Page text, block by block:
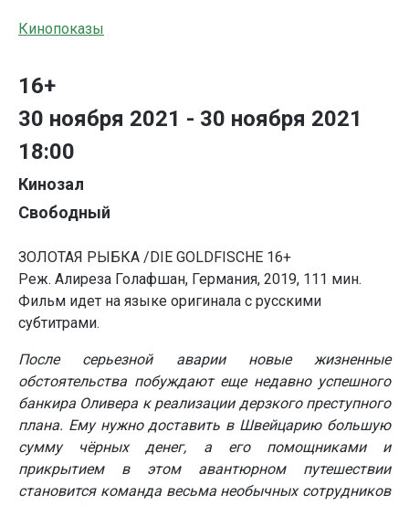
Кинопоказы
16+
30 ноября 2021 - 30 ноября 2021
18:00
Кинозал
Свободный
ЗОЛОТАЯ РЫБКА /DIE GOLDFISCHE 16+
Реж. Алиреза Голафшан, Германия, 2019, 111 мин.
Фильм идет на языке оригинала с русскими
субтитрами.
После серьезной аварии новые жизненные
обстоятельства побуждают еще недавно успешного
банкира Оливера к реализации дерзкого преступного
плана. Ему нужно доставить в Швейцарию большую
сумму чёрных денег, а его помощниками и
прикрытием в этом авантюрном путешествии
становится команда весьма необычных сотрудников